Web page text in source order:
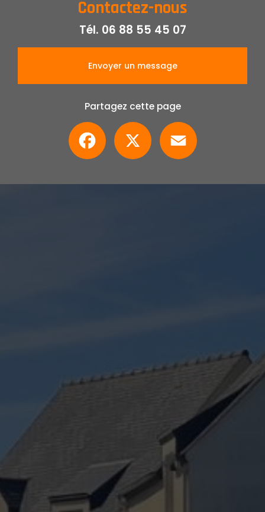
Contactez-nous
Tél. 06 88 55 45 07
Envoyer un message
Partagez cette page
Facebook